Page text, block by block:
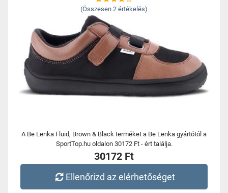
(Összesen 2 értékelés)
A Be Lenka Fluid, Brown & Black terméket a Be Lenka gyártótól a
SportTop.hu oldalon 30172 Ft - ért találja.
30172 Ft
Ellenőrizd az elérhetőséget